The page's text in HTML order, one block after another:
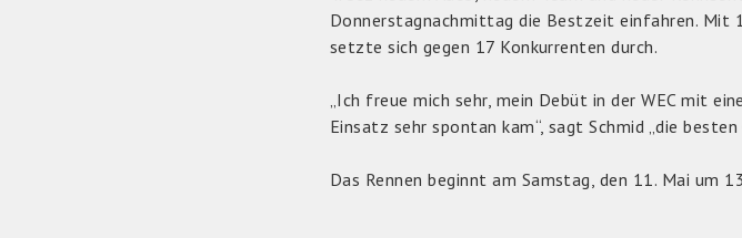
Donnerstagnachmittag die Bestzeit einfahren. Mit
setzte sich gegen 17 Konkurrenten durch.
„Ich freue mich sehr, mein Debüt in der WEC mit
Einsatz sehr spontan kam“, sagt Schmid „die
Das Rennen beginnt am Samstag, den 11. Mai um